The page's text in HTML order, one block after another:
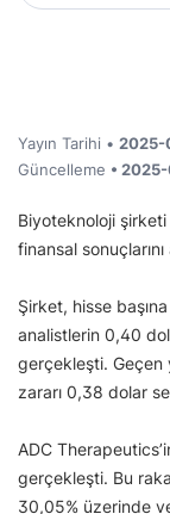
Yayın Tarihi • 2025-
Güncelleme •
Biyoteknoloji
finansal sonuçlarını
Şirket, hisse
analistlerin 0,40
gerçekleşti. Geçen
zararı 0,38 dolar
ADC
gerçekleşti. Bu
30,05% üzerinde